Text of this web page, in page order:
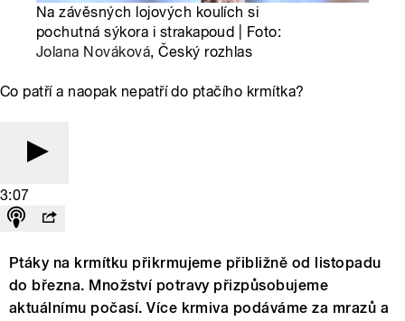
Na závěsných lojových koulích si
pochutná sýkora i strakapoud | Foto:
Jolana Nováková, Český rozhlas
Co patří a naopak nepatří do ptačího krmítka?
3:07
Ptáky na krmítku přikrmujeme přibližně od listopadu
do března. Množství potravy přizpůsobujeme
aktuálnímu počasí. Více krmiva podáváme za mrazů a